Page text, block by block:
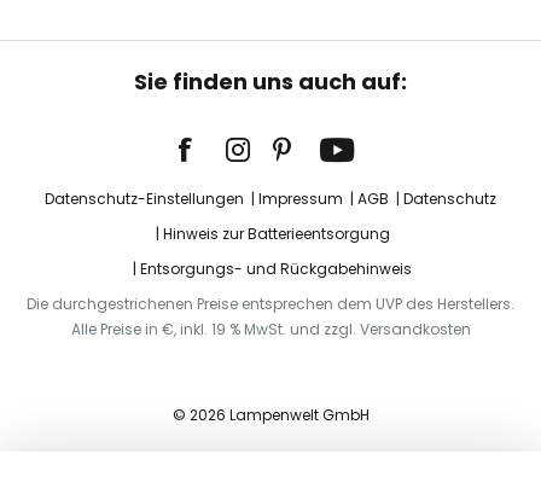
Sie finden uns auch auf:
Datenschutz-Einstellungen Impressum AGB
Datenschutz
Hinweis zur Batterieentsorgung
Entsorgungs- und Rückgabehinweis
Die durchgestrichenen Preise entsprechen dem UVP des Herstellers.
Alle Preise in €, inkl. 19 % MwSt. und zzgl. Versandkosten
© 2026 Lampenwelt GmbH